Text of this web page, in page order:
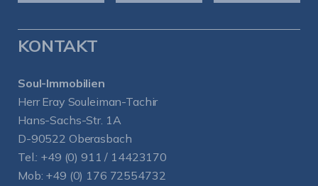
KONTAKT
Soul-Immobilien
Herr Eray Souleiman-Tachir
Hans-Sachs-Str. 1A
D-90522 Oberasbach
Tel.: +49 (0) 911 / 14423170
Mob: +49 (0) 176 72554732